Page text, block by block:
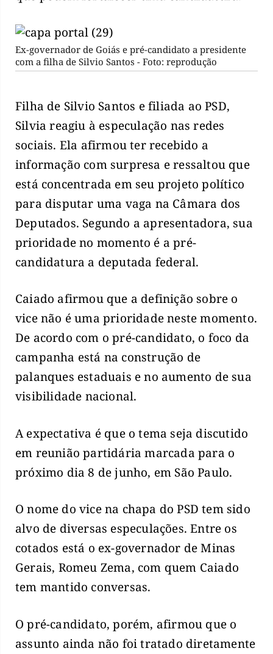
Ex-governador de Goiás e pré-candidato a presidente
com a filha de Silvio Santos - Foto: reprodução
Filha de Silvio Santos e filiada ao PSD,
Silvia reagiu à especulação nas redes
sociais. Ela afirmou ter recebido a
informação com surpresa e ressaltou que
está concentrada em seu projeto político
para disputar uma vaga na Câmara dos
Deputados. Segundo a apresentadora, sua
prioridade no momento é a pré-
candidatura a deputada federal.
Caiado afirmou que a definição sobre o
vice não é uma prioridade neste momento.
De acordo com o pré-candidato, o foco da
campanha está na construção de
palanques estaduais e no aumento de sua
visibilidade nacional.
A expectativa é que o tema seja discutido
em reunião partidária marcada para o
próximo dia 8 de junho, em São Paulo.
O nome do vice na chapa do PSD tem sido
alvo de diversas especulações. Entre os
cotados está o ex-governador de Minas
Gerais, Romeu Zema, com quem Caiado
tem mantido conversas.
O pré-candidato, porém, afirmou que o
assunto ainda não foi tratado diretamente